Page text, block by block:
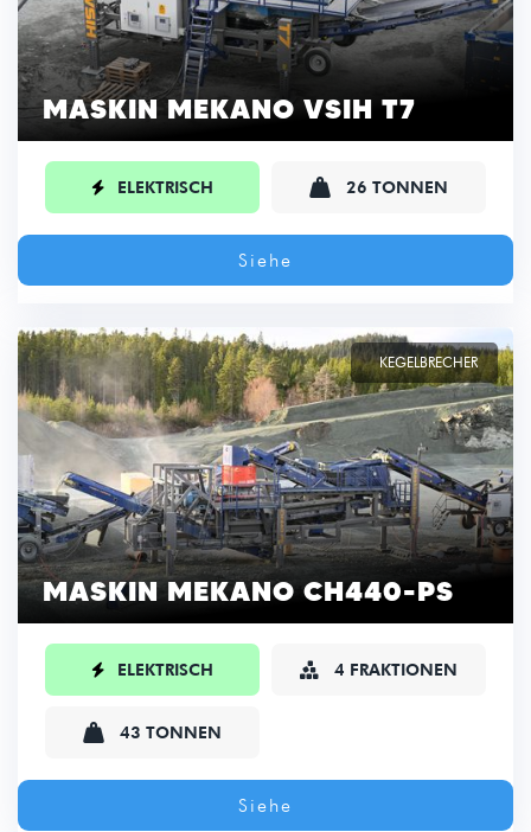
MASKIN MEKANO VSIH T7
 ELEKTRISCH  26 TONNEN
Siehe
KEGELBRECHER
MASKIN MEKANO CH440-PS
 ELEKTRISCH  4 FRAKTIONEN
 43 TONNEN
Siehe